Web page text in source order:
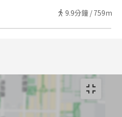
9.9分鐘 / 759m